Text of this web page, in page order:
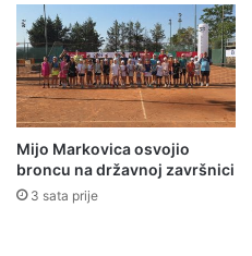
Mijo Markovica osvojio
broncu na državnoj završnici
3 sata prije